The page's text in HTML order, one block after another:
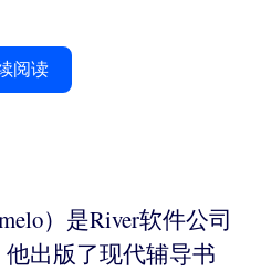
阅读
）是River软件公司
出版了现代辅导书